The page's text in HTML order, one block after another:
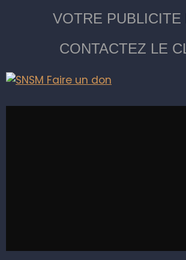
VOTRE PUBLICITE
CONTACTEZ LE